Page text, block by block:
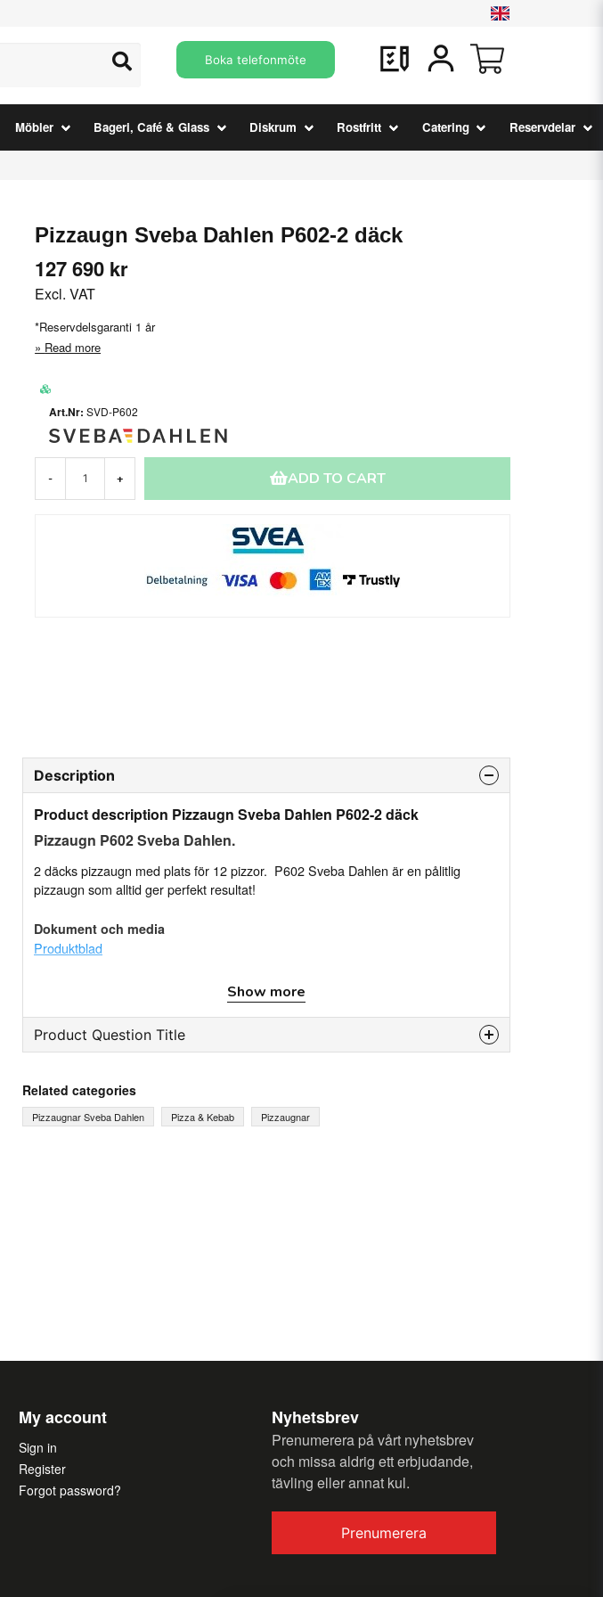
Boka telefonmöte
Möbler Bageri, Café & Glass Diskrum Rostfritt Catering Reservdelar
Pizzaugn Sveba Dahlen P602-2 däck
127 690 kr
Excl. VAT
*Reservdelsgaranti 1 år
Read more
SVD-P602
- + ADD TO CART
Description
Product description Pizzaugn Sveba Dahlen P602-2 däck
Pizzaugn P602 Sveba Dahlen.
2 däcks pizzaugn med plats för 12 pizzor. P602 Sveba Dahlen är en pålitlig
pizzaugn som alltid ger perfekt resultat!
Dokument och media
Produktblad
Show more
Product Question Title
Ask us something about this product...
Send question
Related categories
Pizzaugnar Sveba Dahlen Pizza & Kebab Pizzaugnar
My account
Sign in
Register
Forgot password?
Nyhetsbrev
Prenumerera på vårt nyhetsbrev
och missa aldrig ett erbjudande,
tävling eller annat kul.
Prenumerera